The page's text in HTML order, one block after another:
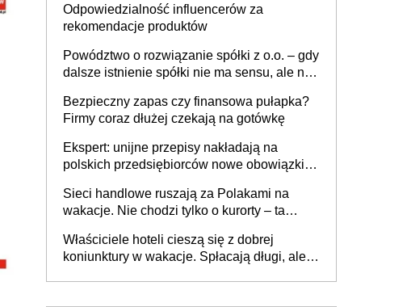
Odpowiedzialność influencerów za
rekomendacje produktów
Powództwo o rozwiązanie spółki z o.o. – gdy
dalsze istnienie spółki nie ma sensu, ale nie
Bezpieczny zapas czy finansowa pułapka?
Firmy coraz dłużej czekają na gotówkę
Ekspert: unijne przepisy nakładają na
polskich przedsiębiorców nowe obowiązki w
Sieci handlowe ruszają za Polakami na
wakacje. Nie chodzi tylko o kurorty – ta
tam, gdzie wielu spędzi urlop po cichu
Właściciele hoteli cieszą się z dobrej
koniunktury w wakacje. Spłacają długi, ale